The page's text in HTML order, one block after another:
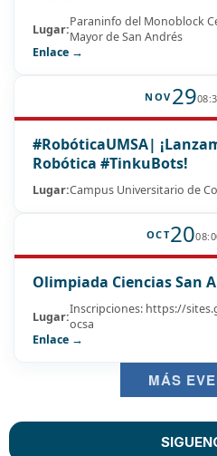
Lugar:Paraninfo del Monoblock
Mayor de San Andrés
Enlace →
NOV 29
#RobóticaUMSA|
Robótica #TinkuBots!
Lugar:Campus Universitario de
OCT20
Olimpiada Ciencias San
Lugar:Inscripciones: https://
ocsa
Enlace →
MÁS